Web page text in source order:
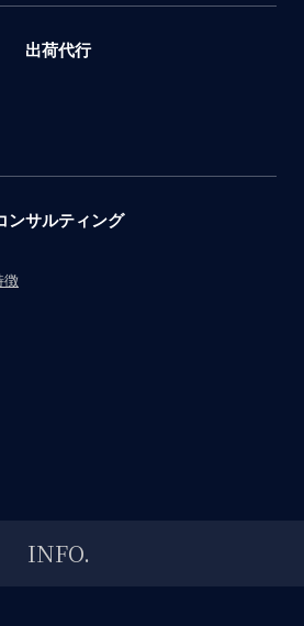
出荷代行
ンサルティング
徴
INFO.